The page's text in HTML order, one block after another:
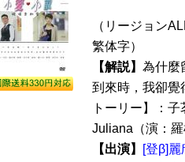
（リージョン
繁体字）
【解説】 為什麼
到來時，我卻覺
トーリー】：
Juliana（演：羅
【出演】
[登β]